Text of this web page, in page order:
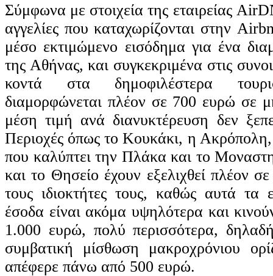
Σύμφωνα με στοιχεία της εταιρείας
αγγελίες που καταχωρίζονται στην
μέσο εκτιμώμενο εισόδημα για ένα
της Αθήνας, και συγκεκριμένα στις
κοντά στα δημοφιλέστερα
διαμορφώνεται πλέον σε 700 ευρώ σε
μέση τιμή ανά διανυκτέρευση δεν
Περιοχές όπως το Κουκάκι, η Ακρόπολη,
που καλύπτει την Πλάκα και το
και το Θησείο έχουν εξελιχθεί πλέον
τους ιδιοκτήτες τους, καθώς αυτά τα
έσοδα είναι ακόμα υψηλότερα και
1.000 ευρώ, πολύ περισσότερα,
συμβατική μίσθωση μακροχρόνιου
απέφερε πάνω από 500 ευρώ.